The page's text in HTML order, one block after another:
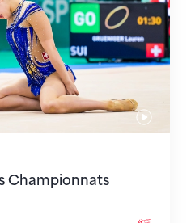
Championnats